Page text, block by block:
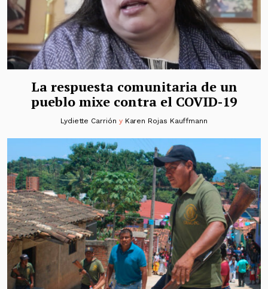
La respuesta comunitaria de un
pueblo mixe contra el COVID-19
Lydiette Carrión y Karen Rojas Kauffmann